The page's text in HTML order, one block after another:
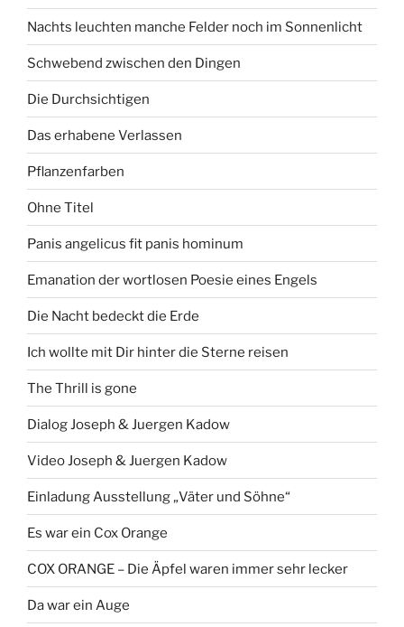
Nachts leuchten manche Felder noch im Sonnenlicht
Schwebend zwischen den Dingen
Die Durchsichtigen
Das erhabene Verlassen
Pflanzenfarben
Ohne Titel
Panis angelicus fit panis hominum
Emanation der wortlosen Poesie eines Engels
Die Nacht bedeckt die Erde
Ich wollte mit Dir hinter die Sterne reisen
The Thrill is gone
Dialog Joseph & Juergen Kadow
Video Joseph & Juergen Kadow
Einladung Ausstellung „Väter und Söhne“
Es war ein Cox Orange
COX ORANGE – Die Äpfel waren immer sehr lecker
Da war ein Auge